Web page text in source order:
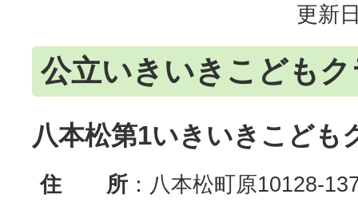
更新
公立いきいきこども
八本松第1いきいきこども
住 所 ：八本松町原10128-